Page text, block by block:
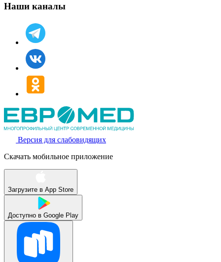
Наши каналы
Версия для слабовидящих
Скачать мобильное приложение
Загрузите в App Store
Доступно в Google Play